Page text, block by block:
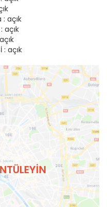
: açık
açık
açık
: açık